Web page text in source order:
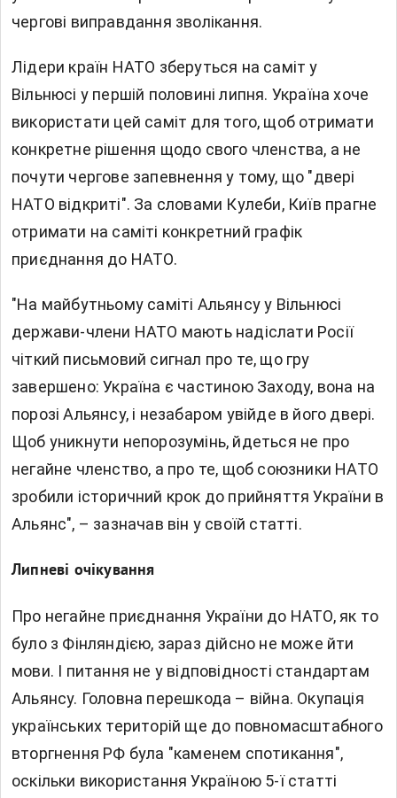
чергові виправдання зволікання.
Лідери країн НАТО зберуться на саміт у
Вільнюсі у першій половині липня. Україна хоче
використати цей саміт для того, щоб отримати
конкретне рішення щодо свого членства, а не
почути чергове запевнення у тому, що "двері
НАТО відкриті". За словами Кулеби, Київ прагне
отримати на саміті конкретний графік
приєднання до НАТО.
"На майбутньому саміті Альянсу у Вільнюсі
держави-члени НАТО мають надіслати Росії
чіткий письмовий сигнал про те, що гру
завершено: Україна є частиною Заходу, вона на
порозі Альянсу, і незабаром увійде в його двері.
Щоб уникнути непорозумінь, йдеться не про
негайне членство, а про те, щоб союзники НАТО
зробили історичний крок до прийняття України в
Альянс", – зазначав він у своїй статті.
Липневі очікування
Про негайне приєднання України до НАТО, як то
було з Фінляндією, зараз дійсно не може йти
мови. І питання не у відповідності стандартам
Альянсу. Головна перешкода – війна. Окупація
українських територій ще до повномасштабного
вторгнення РФ була "каменем спотикання",
оскільки використання Україною 5-ї статті